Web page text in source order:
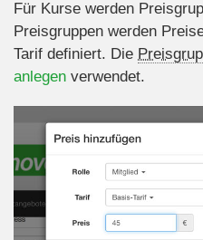
Für Kurse werden
Preisgruppen werden
Tarif definiert. Die
anlegen verwendet.